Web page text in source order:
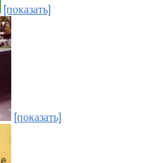
[показать]
[показать]